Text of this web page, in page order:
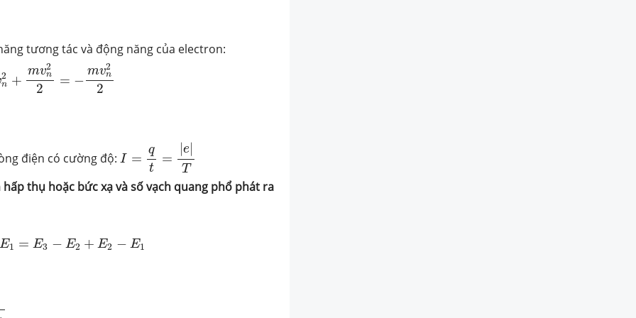
tương tác và động năng của electron:
2
n +
mv2
n
2
= −
mv2
n
2
=− →
điện có cường độ: I =
q
t
=
e|
T
T
thụ hoặc bức xạ và số vạch quang phổ phát ra
E1 = E3 − E2 + E2 − E1
1= −E E2 E